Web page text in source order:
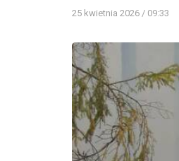
25 kwietnia 2026 / 09:33